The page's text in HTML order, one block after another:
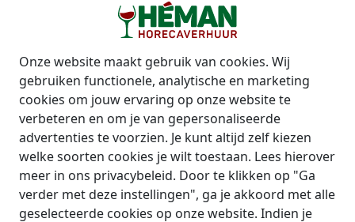
Onze website maakt gebruik van cookies. Wij
gebruiken functionele, analytische en marketing
cookies om jouw ervaring op onze website te
verbeteren en om je van gepersonaliseerde
advertenties te voorzien. Je kunt altijd zelf kiezen
welke soorten cookies je wilt toestaan. Lees hierover
meer in ons privacybeleid. Door te klikken op "Ga
verder met deze instellingen", ga je akkoord met alle
geselecteerde cookies op onze website. Indien je